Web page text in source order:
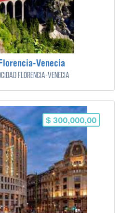
Venecia
Florencia-Venecia
$ 300,000,00